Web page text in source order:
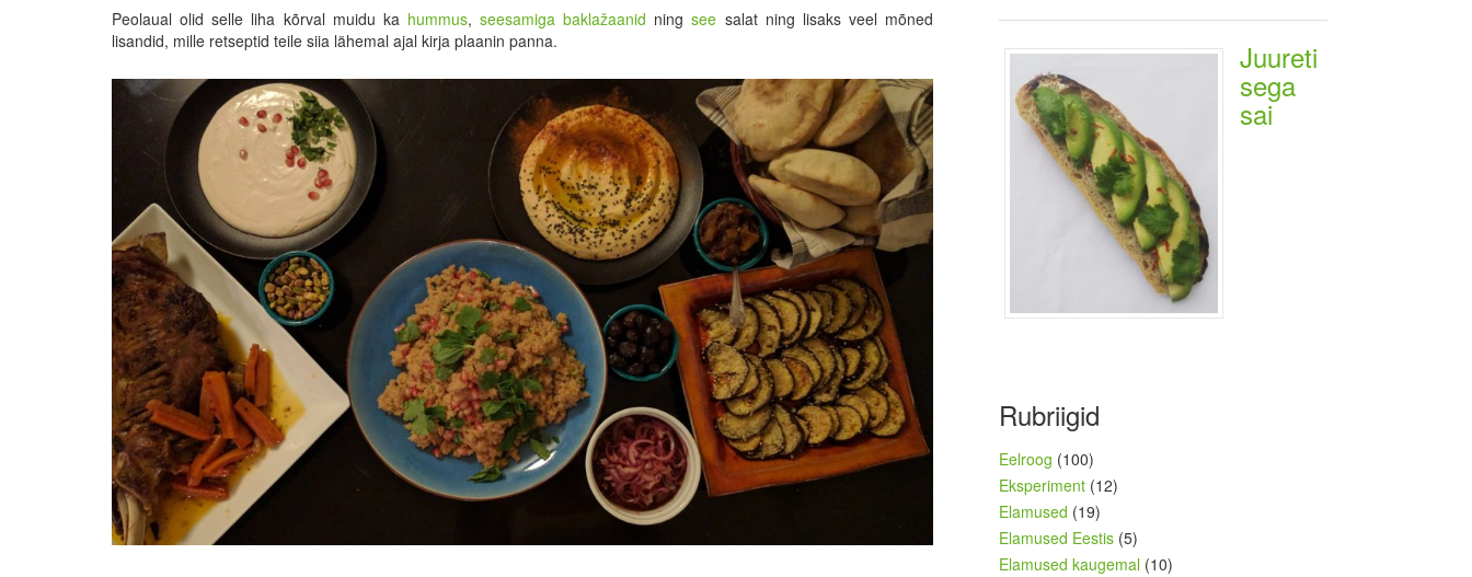
Peolaual olid selle liha kõrval muidu ka hummus, seesamiga baklažaanid ningsee salat ning lisaks veel mõned
lisandid, mille retseptid teile siia lähemal ajal kirja plaanin panna.
Juureti
sega
sai
Rubriigid
Eelroog (100)
Eksperiment (12)
Elamused (19)
Elamused Eestis (5)
Elamused kaugemal (10)